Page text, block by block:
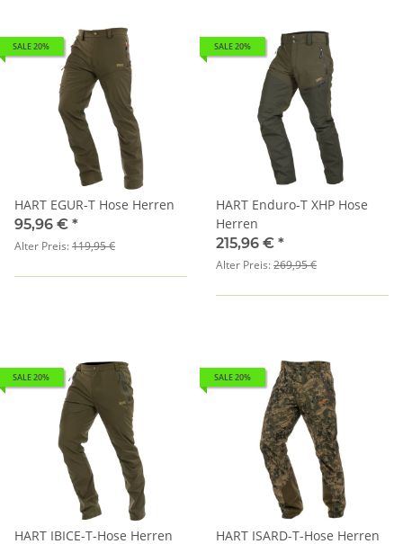
SALE 20%
HART EGUR-T Hose Herren
95,96 € *
Alter Preis:119,95 €
SALE 20%
HART Enduro-T XHP Hose
Herren
215,96 € *
Alter Preis:269,95 €
SALE 20%
HART IBICE-T-Hose Herren
SALE 20%
HART ISARD-T-Hose Herren